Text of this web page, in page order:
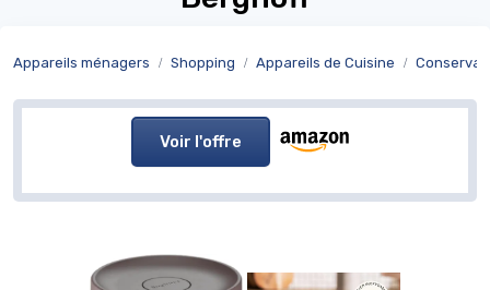
Appareils ménagers Shopping Appareils de Cuisine
Voir l'offre